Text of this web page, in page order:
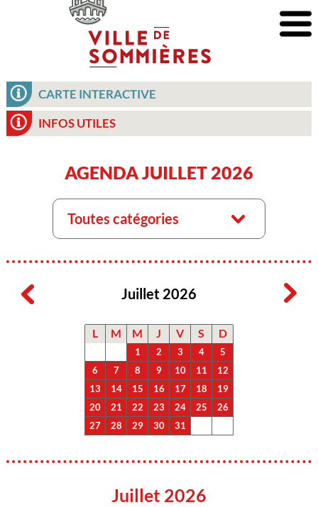
CARTE INTERACTIVE
INFOS UTILES
AGENDA JUILLET 2026
Toutes catégories
Juillet 2026
L M M J V S D
1 2 3 4
5
6
7 8 9 10 11
12
13
14 15 16 17 18
19
20
21 22 23 24 25
26
27
28 29 30 31
Juillet 2026